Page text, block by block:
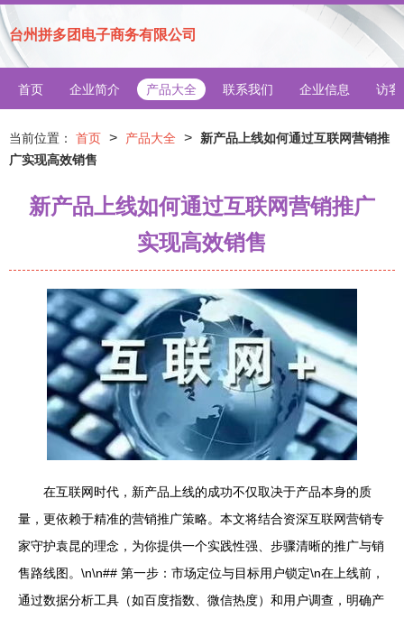
台州拼多团电子商务有限公司
首页 企业简介 产品大全 联系我们 企业信息 访客
当前位置： 首页 > 产品大全 >
新产品上线如何通过互联网营销推
广实现高效销售
新产品上线如何通过互联网营销推广
实现高效销售
在互联网时代，新产品上线的成功不仅取决于产品本身的质
量，更依赖于精准的营销推广策略。本文将结合资深互联网营销专
家守护袁昆的理念，为你提供一个实践性强、步骤清晰的推广与销
售路线图。\n\n## 第一步：市场定位与目标用户锁定\n在上线前，
通过数据分析工具（如百度指数、微信热度）和用户调查，明确产